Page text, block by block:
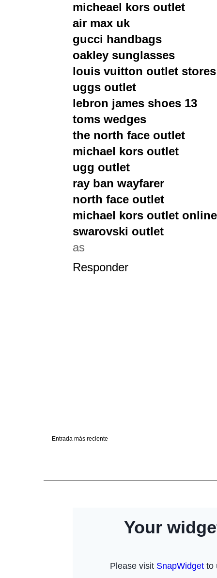
micheael kors outlet
air max uk
gucci handbags
oakley sunglasses
louis vuitton outlet stores
uggs outlet
lebron james shoes 13
toms wedges
the north face outlet
michael kors outlet
ugg outlet
ray ban wayfarer
north face outlet
michael kors outlet online
swarovski outlet
as
Responder
Entrada más reciente